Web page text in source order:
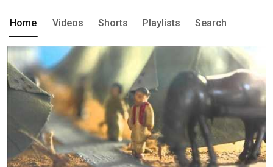
Home Videos Shorts Playlists Search